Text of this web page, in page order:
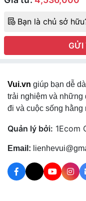
Bạn là chủ sở
GỬI
Vui.vn giúp bạn dễ
trải nghiệm và những
đi và cuộc sống hằng
Quản lý bởi: 1Ecom
Email: